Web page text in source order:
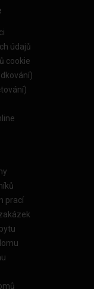
údajů
cookie
prací